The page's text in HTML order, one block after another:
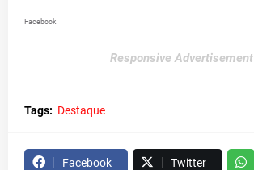
Facebook
Responsive Advertisement
Tags: Destaque
Facebook Twitter